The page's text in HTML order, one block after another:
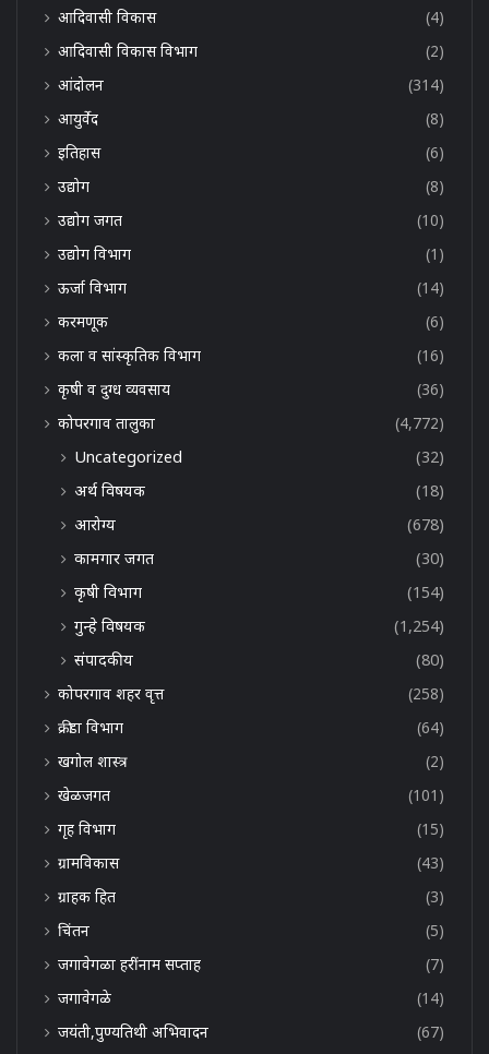
आदिवासी विकास
(4)
आदिवासी विकास विभाग
(2)
आंदोलन
(314)
आयुर्वेद
(8)
इतिहास
(6)
उद्योग
(8)
उद्योग जगत
(10)
उद्योग विभाग
(1)
ऊर्जा विभाग
(14)
करमणूक
(6)
कला व सांस्कृतिक विभाग
(16)
कृषी व दुग्ध व्यवसाय
(36)
कोपरगाव तालुका
(4,772)
Uncategorized
(32)
अर्थ विषयक
(18)
आरोग्य
(678)
कामगार जगत
(30)
कृषी विभाग
(154)
गुन्हे विषयक
(1,254)
संपादकीय
(80)
कोपरगाव शहर वृत्त
(258)
क्रीडा विभाग
(64)
खगोल शास्त्र
(2)
खेळजगत
(101)
गृह विभाग
(15)
ग्रामविकास
(43)
ग्राहक हित
(3)
चिंतन
(5)
जगावेगळा हरींनाम सप्ताह
(7)
जगावेगळे
(14)
जयंती,पुण्यतिथी अभिवादन
(67)